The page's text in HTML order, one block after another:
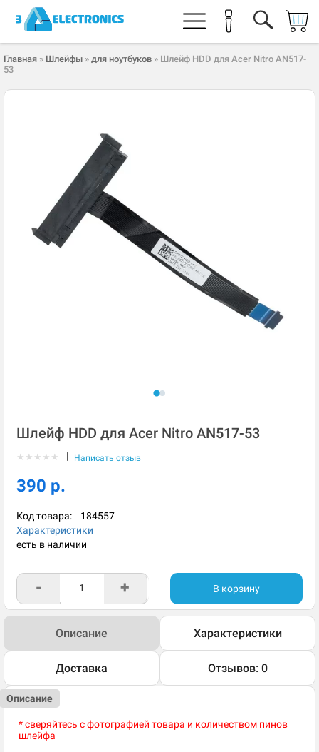
Главная » Шлейфы » для ноутбуков » Шлейф HDD для Acer Nitro AN517-
53
Шлейф HDD для Acer Nitro AN517-53
★ ★ ★ ★ ★ | Написать отзыв
390 р.
Код товара: 184557
Характеристики
есть в наличии
- + В корзину
Описание Характеристики
Доставка Отзывов: 0
Описание
* сверяйтесь с фотографией товара и количеством пинов
шлейфа